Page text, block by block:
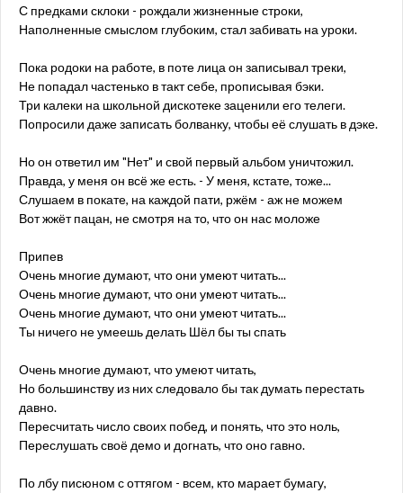
С предками склоки - рождали жизненные строки,
Наполненные смыслом глубоким, стал забивать на уроки.
Пока родоки на работе, в поте лица он записывал треки,
Не попадал частенько в такт себе, прописывая бэки.
Три калеки на школьной дискотеке заценили его телеги.
Попросили даже записать болванку, чтобы её слушать в дэке.
Но он ответил им "Нет" и свой первый альбом уничтожил.
Правда, у меня он всё же есть. - У меня, кстате, тоже...
Слушаем в покате, на каждой пати, ржём - аж не можем
Вот жжёт пацан, не смотря на то, что он нас моложе
Припев
Очень многие думают, что они умеют читать...
Очень многие думают, что они умеют читать...
Очень многие думают, что они умеют читать...
Ты ничего не умеешь делать Шёл бы ты спать
Очень многие думают, что умеют читать,
Но большинству из них следовало бы так думать перестать
давно.
Пересчитать число своих побед, и понять, что это ноль,
Переслушать своё демо и догнать, что оно гавно.
По лбу писюном с оттягом - всем, кто марает бумагу,